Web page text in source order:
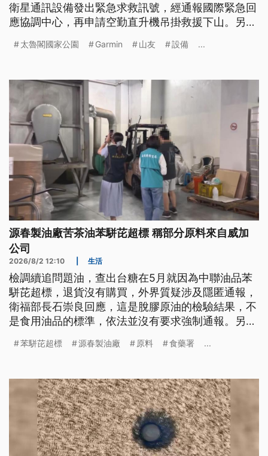
衛星通訊設備發出緊急求救訊號，經通報國際緊急回
應協調中心，再申請空勤直升機吊掛救援下山。另一
聯，女子獨自在高山撐過兩個夜晚，最後是留守人員
報，最後也成功獲救。
太魯閣國家公園 Garmin 山友 設備 ...
源春製油廠苦茶油苯駢芘超標 稱部分原料來自威加
公司
2026/8/2 12:10 生活
檢調續追問題油，查出台糖在5月就因為中聯油品苯
駢芘超標，退貨沒有購買，外界質疑涉及隱匿通報，
衛福部長石崇良回應，這是脫膠原油的檢驗結果，不
是食用油品的標準，依法並沒有要求強制通報。另外
義的「源春製油廠」，業者已經停業配合調查，並且
開封與否，都可持原商品或交易憑證辦理退貨。
苯駢芘超標 源春製油廠 原料 食藥署 ...